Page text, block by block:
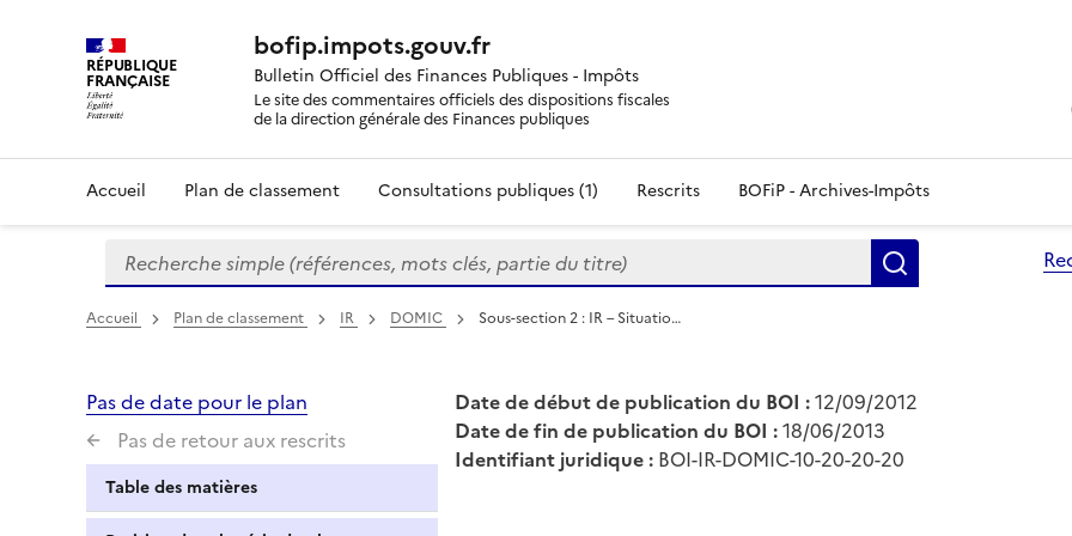
RÉPUBLIQUE
FRANÇAISE
bofip.impots.gouv.fr
Bulletin Officiel des Finances Publiques - Impôts
Le site des commentaires officiels des dispositions fiscales
de la direction générale des Finances publiques
Accueil Plan de classement Consultations publiques (1) Rescrits BOFiP - Archives-Impôts
Formulaire
de
recherche
Recherche simple (références, mots clés, partie du titre)
Accueil Plan de classement IR DOMIC Sous-section 2 : IR – Situatio…
Pas de date pour le plan
Pas de retour aux rescrits
Table des matières
Date de début de publication du BOI :12/09/2012
Date de fin de publication du BOI :18/06/2013
Identifiant juridique : BOI-IR-DOMIC-10-20-20-20